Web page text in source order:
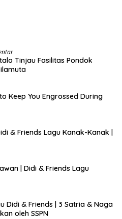
Tinjau Fasilitas Pondok
Keep You Engrossed During
& Friends Lagu Kanak-Kanak |
| Didi & Friends Lagu
Didi & Friends | 3 Satria & Naga
oleh SSPN